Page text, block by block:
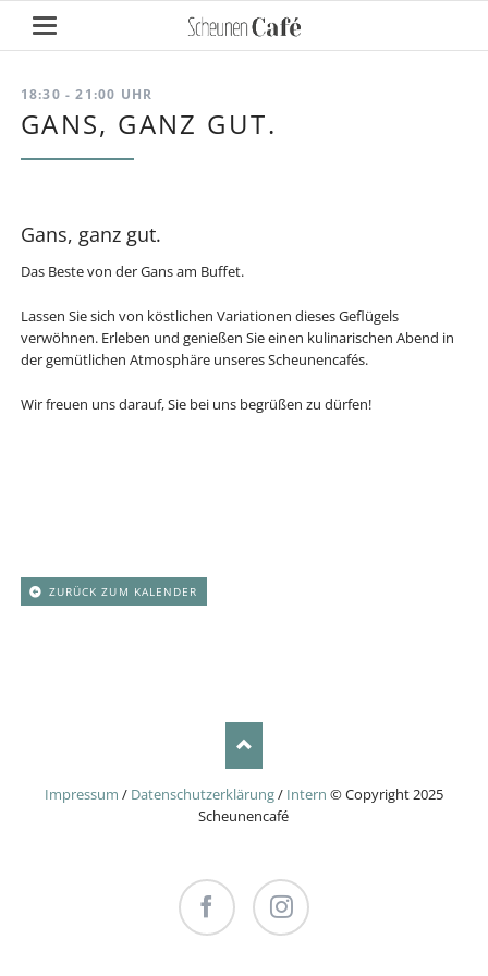
18:30 - 21:00 UHR
GANS, GANZ GUT.
Gans, ganz gut.
Das Beste von der Gans am Buffet.
Lassen Sie sich von köstlichen Variationen dieses Geflügels
verwöhnen. Erleben und genießen Sie einen kulinarischen Abend in
der gemütlichen Atmosphäre unseres Scheunencafés.
Wir freuen uns darauf, Sie bei uns begrüßen zu dürfen!
ZURÜCK ZUM KALENDER
Impressum / Datenschutzerklärung/ Intern © Copyright 2025
Scheunencafé